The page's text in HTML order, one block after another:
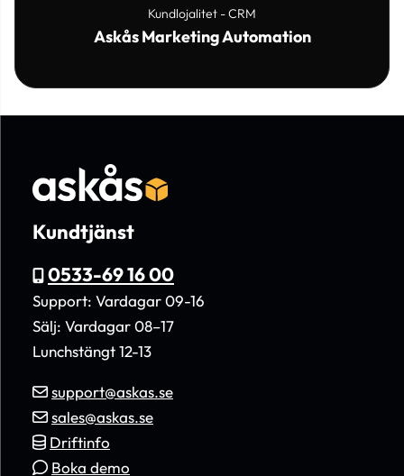
Kundlojalitet - CRM
Askås Marketing Automation
Kundtjänst
0533-69 16 00
Support: Vardagar 09-16
Sälj: Vardagar 08–17
Lunchstängt 12-13
support@askas.se
sales@askas.se
Driftinfo
Boka demo